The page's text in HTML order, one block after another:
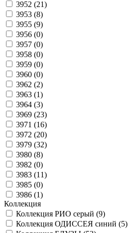
3952 (21)
3953 (8)
3955 (9)
3956 (0)
3957 (0)
3958 (0)
3959 (0)
3960 (0)
3962 (2)
3963 (1)
3964 (3)
3969 (23)
3971 (16)
3972 (20)
3979 (32)
3980 (8)
3982 (0)
3983 (11)
3985 (0)
3986 (1)
Коллекция
Коллекция РИО серый (9)
Коллекция ОДИССЕЯ синий (5)